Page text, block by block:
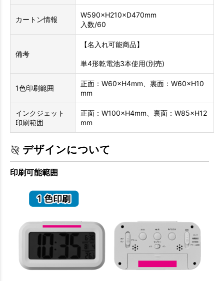
カートン情報
W590×H210×D470mm
入数/60
備考
【名入れ可能商品】
単4形乾電池3本使用(別売)
1色印刷範囲
正面：W60×H4mm、裏面：W60×H10
mm
インクジェット
印刷範囲
正面：W100×H4mm、裏面：W85×H12
mm
デザインについて
印刷可能範囲